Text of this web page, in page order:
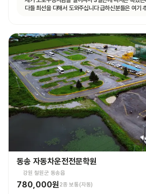
다들 최선을 다해서 도와주십니다 급하신분들은 여기
동송 자동차운전전문학원
강원 철원군 동송읍
780,000원2종 보통(자동)